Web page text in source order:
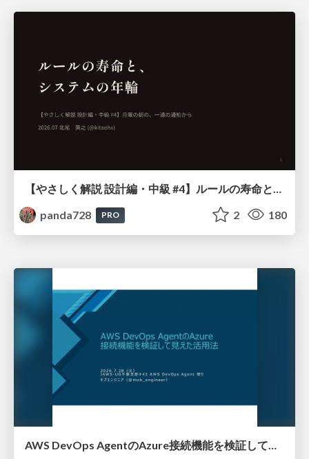
panda728
PRO 2 180
AWS DevOps AgentのAzure接続機能を検証して見えた活用法／Use Cases Verified for the AWS DevOps Agent's Azure Connectivity Feature